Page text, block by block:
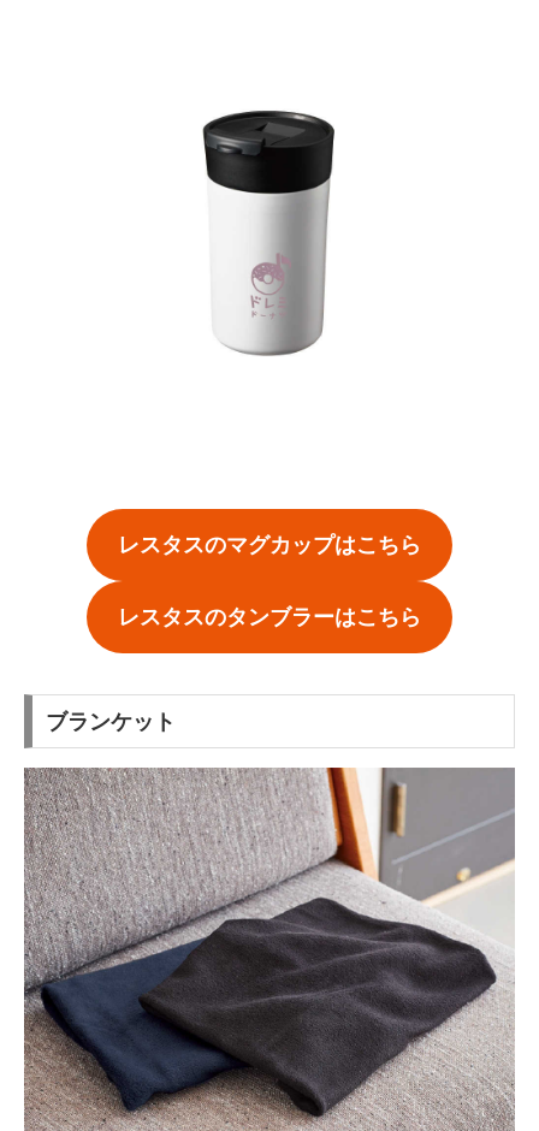
レスタスのマグカップはこちら
レスタスのタンブラーはこちら
ブランケット